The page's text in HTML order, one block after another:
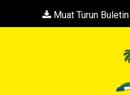
Muat Turun